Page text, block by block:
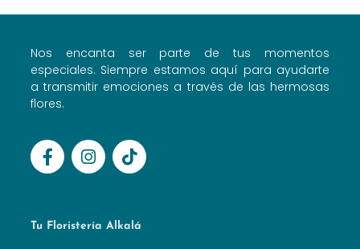
Nos encanta ser parte de tus momentos
especiales. Siempre estamos aquí para ayudarte
a transmitir emociones a través de las hermosas
flores.
Tu Floristería Alkalá